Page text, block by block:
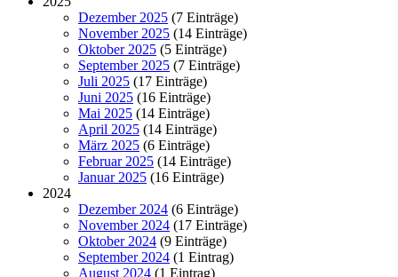
Dezember 2025 (7 Einträge)
November 2025 (14 Einträge)
Oktober 2025 (5 Einträge)
September 2025 (7 Einträge)
Juli 2025 (17 Einträge)
Juni 2025 (16 Einträge)
Mai 2025 (14 Einträge)
April 2025 (14 Einträge)
März 2025 (6 Einträge)
Februar 2025 (14 Einträge)
Januar 2025 (16 Einträge)
2024
Dezember 2024 (6 Einträge)
November 2024 (17 Einträge)
Oktober 2024 (9 Einträge)
September 2024 (1 Eintrag)
August 2024 (1 Eintrag)